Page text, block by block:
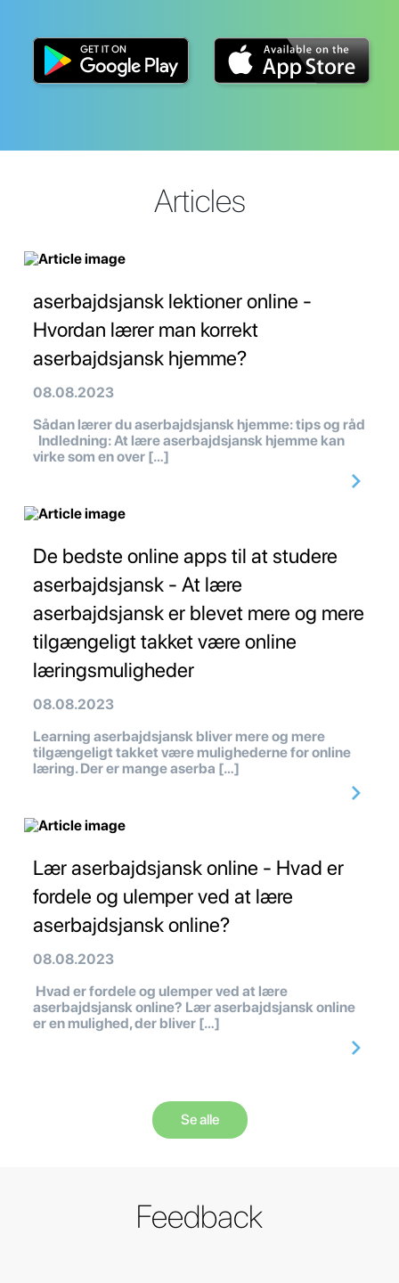
Articles
aserbajdsjansk lektioner online -
Hvordan lærer man korrekt
aserbajdsjansk hjemme?
08.08.2023
Sådan lærer du aserbajdsjansk hjemme: tips og råd
Indledning: At lære aserbajdsjansk hjemme kan
virke som en over […]
De bedste online apps til at studere
aserbajdsjansk - At lære
aserbajdsjansk er blevet mere og mere
tilgængeligt takket være online
læringsmuligheder
08.08.2023
Learning aserbajdsjansk bliver mere og mere
tilgængeligt takket være mulighederne for online
læring. Der er mange aserba […]
Lær aserbajdsjansk online - Hvad er
fordele og ulemper ved at lære
aserbajdsjansk online?
08.08.2023
Hvad er fordele og ulemper ved at lære
aserbajdsjansk online? Lær aserbajdsjansk online
er en mulighed, der bliver […]
Se alle
Feedback